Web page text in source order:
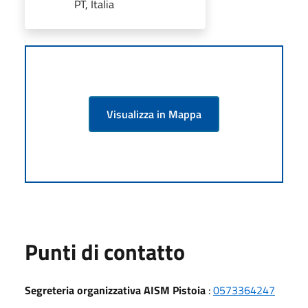
PT, Italia
Visualizza in Mappa
Punti di contatto
Segreteria organizzativa AISM Pistoia :0573364247